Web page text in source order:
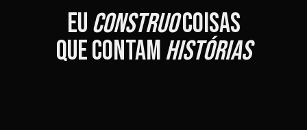
EUCONSTRUOCOISAS
QUE CONTAMHISTÓRIAS